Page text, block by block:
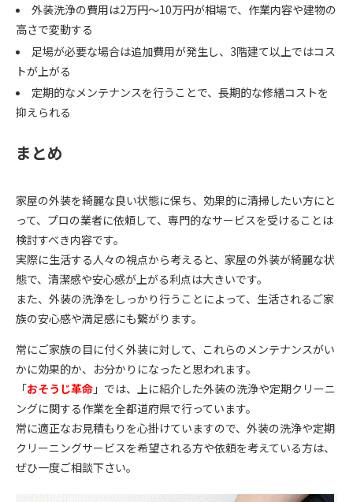
外装洗浄の費用は2万円～10万円が相場で、作業内容や建物の
高さで変動する
足場が必要な場合は追加費用が発生し、3階建て以上ではコス
トが上がる
定期的なメンテナンスを行うことで、長期的な修繕コストを
抑えられる
まとめ
家屋の外装を綺麗な良い状態に保ち、効果的に清掃したい方にと
って、プロの業者に依頼して、専門的なサービスを受けることは
検討すべき内容です。
実際に生活する人々の視点から考えると、家屋の外装が綺麗な状
態で、清潔感や安心感が上がる利点は大きいです。
また、外装の洗浄をしっかり行うことによって、生活されるご家
族の安心感や満足感にも繋がります。
常にご家族の目に付く外装に対して、これらのメンテナンスがい
かに効果的か、お分かりになったと思われます。
「おそうじ革命 」では、上に紹介した外装の洗浄や定期クリーニ
ングに関する作業を全都道府県で行っています。
常に適正なお見積もりを心掛けていますので、外装の洗浄や定期
クリーニングサービスを希望される方や依頼を考えている方は、
ぜひ一度ご相談下さい。